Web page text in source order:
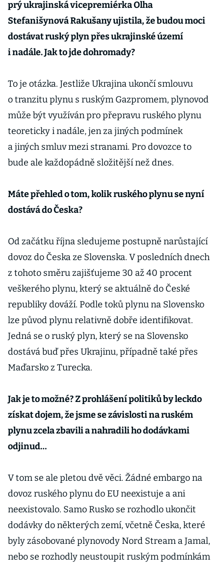
prý ukrajinská vicepremiérka Olha
Stefanišynová Rakušany ujistila, že budou moci
dostávat ruský plyn přes ukrajinské území
i nadále. Jak to jde dohromady?
To je otázka. Jestliže Ukrajina ukončí smlouvu
o tranzitu plynu s ruským Gazpromem, plynovod
může být využíván pro přepravu ruského plynu
teoreticky i nadále, jen za jiných podmínek
a jiných smluv mezi stranami. Pro dovozce to
bude ale každopádně složitější než dnes.
Máte přehled o tom, kolik ruského plynu se nyní
dostává do Česka?
Od začátku října sledujeme postupně narůstající
dovoz do Česka ze Slovenska. V posledních dnech
z tohoto směru zajišťujeme 30 až 40 procent
veškerého plynu, který se aktuálně do České
republiky dováží. Podle toků plynu na Slovensko
lze původ plynu relativně dobře identifikovat.
Jedná se o ruský plyn, který se na Slovensko
dostává buď přes Ukrajinu, případně také přes
Maďarsko z Turecka.
Jak je to možné? Z prohlášení politiků by leckdo
získat dojem, že jsme se závislosti na ruském
plynu zcela zbavili a nahradili ho dodávkami
odjinud…
V tom se ale pletou dvě věci. Žádné embargo na
dovoz ruského plynu do EU neexistuje a ani
neexistovalo. Samo Rusko se rozhodlo ukončit
dodávky do některých zemí, včetně Česka, které
byly zásobované plynovody Nord Stream a Jamal,
nebo se rozhodly neustoupit ruským podmínkám